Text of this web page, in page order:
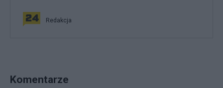
Redakcja
Komentarze